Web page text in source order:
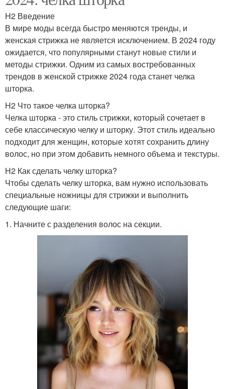
H2 Введение
В мире моды всегда быстро меняются тренды, и
женская стрижка не является исключением. В 2024 году
ожидается, что популярными станут новые стили и
методы стрижки. Одним из самых востребованных
трендов в женской стрижке 2024 года станет челка
шторка.
H2 Что такое челка шторка?
Челка шторка - это стиль стрижки, который сочетает в
себе классическую челку и шторку. Этот стиль идеально
подходит для женщин, которые хотят сохранить длину
волос, но при этом добавить немного объема и текстуры.
H2 Как сделать челку шторка?
Чтобы сделать челку шторка, вам нужно использовать
специальные ножницы для стрижки и выполнить
следующие шаги:
1. Начните с разделения волос на секции.